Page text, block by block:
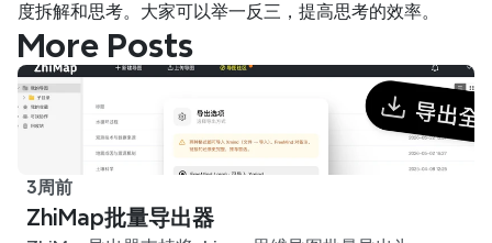
度拆解和思考。大家可以举一反三，提高思考的效率。
More Posts
3周前
ZhiMap批量导出器